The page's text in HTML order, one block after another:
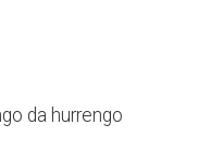
da hurrengo